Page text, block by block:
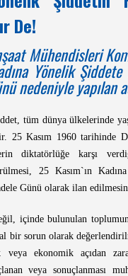
De!
Mühendisleri
Yönelik Şiddete
nedeniyle yapılan
tüm dünya ülkelerinde
25 Kasım 1960 tarihinde
diktatörlüğe karşı
25 Kasım`ın
Günü olarak ilan
içinde bulunulan
bir sorun olarak
veya ekonomik açıdan
veya sonuçlanması